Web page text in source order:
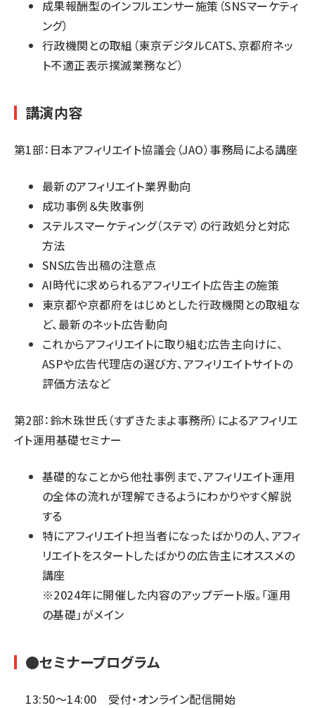
成果報酬型のインフルエンサー施策（SNSマーケティ
ング）
行政機関との取組（東京デジタルCATS、京都府ネッ
ト不適正表示撲滅業務など）
講演内容
第1部：日本アフィリエイト協議会（JAO）事務局による講座
最新のアフィリエイト業界動向
成功事例＆失敗事例
ステルスマーケティング（ステマ）の行政処分と対応
方法
SNS広告出稿の注意点
AI時代に求められるアフィリエイト広告主の施策
東京都や京都府をはじめとした行政機関との取組な
ど、最新のネット広告動向
これからアフィリエイトに取り組む広告主向けに、
ASPや広告代理店の選び方、アフィリエイトサイトの
評価方法など
第2部：鈴木珠世氏（すずきたまよ事務所）によるアフィリエ
イト運用基礎セミナー
基礎的なことから他社事例まで、アフィリエイト運用
の全体の流れが理解できるようにわかりやすく解説
する
特にアフィリエイト担当者になったばかりの人、アフィ
リエイトをスタートしたばかりの広告主にオススメの
講座
※2024年に開催した内容のアップデート版。「運用
の基礎」がメイン
●セミナープログラム
13:50～14:00 受付・オンライン配信開始